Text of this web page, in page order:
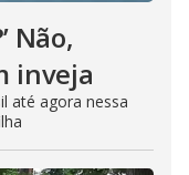
Não,
inveja
até agora nessa